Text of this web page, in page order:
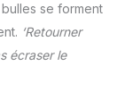
se forment
‘Retourner
écraser le